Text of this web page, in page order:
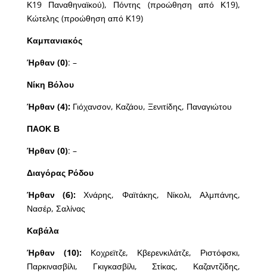
Κ19 Παναθηναϊκού), Πόντης (προώθηση από Κ19),
Κώτελης (προώθηση από Κ19)
Καμπανιακός
Ήρθαν (0): –
Νίκη Βόλου
Ήρθαν (4):Γιόχανσον, Καζάου, Ξενιτίδης, Παναγιώτου
ΠΑΟΚ Β
Ήρθαν (0): –
Διαγόρας Ρόδου
Ήρθαν (6): Χνάρης, Φαϊτάκης, Νίκολι, Αλμπάνης,
Νασέρ, Σαλίνας
Καβάλα
Ήρθαν (10):Κοχρεϊτζε, Κβερενκιλάτζε, Ριστόφσκι,
Παρκινασβίλι, Γκιγκασβίλι, Στίκας, Καζαντζίδης,